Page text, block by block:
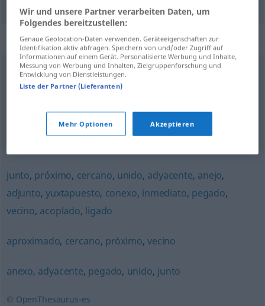
Synonyme für "contiguo"
limítrofe,fronterizo,adyacente
fronterizo,limítrofe adyacente,vecino
junto, próximo, cercano, unido, adyacente, anejo,
adjunto,yuxtapuesto, conexo, inmediato, pegado,
vecino, acoplado, ligado
aproximado, cercano, próximo, vecino
anexo, adyacente, pegado, unido, junto
© OpenThesaurus-es
Wir und unsere Partner verarbeiten Daten, um
Folgendes bereitzustellen:
Genaue Geolocation-Daten verwenden. Geräteeigenschaften zur
Identifikation aktiv abfragen. Speichern von und/oder Zugriff auf
Informationen auf einem Gerät. Personalisierte Werbung und Inhalte,
Messung von Werbung und Inhalten, Zielgruppenforschung und
Entwicklung von Dienstleistungen.
Liste der Partner (Lieferanten)
Mehr Optionen Akzeptieren